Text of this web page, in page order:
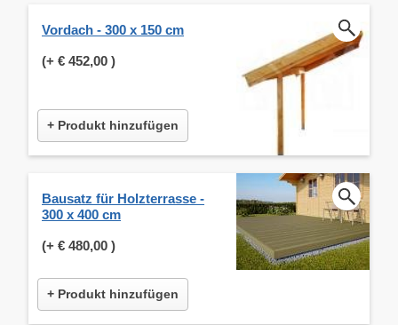
Vordach - 300 x 150 cm
(+ € 452,00 )
+ Produkt hinzufügen
Bausatz für Holzterrasse -
300 x 400 cm
(+ € 480,00 )
+ Produkt hinzufügen